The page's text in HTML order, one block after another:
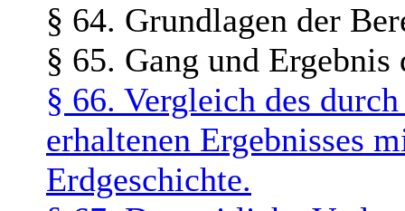
§ 64. Grundlagen der
§ 65. Gang und Ergebnis
§ 66. Vergleich des
erhaltenen Ergebnisses
Erdgeschichte.